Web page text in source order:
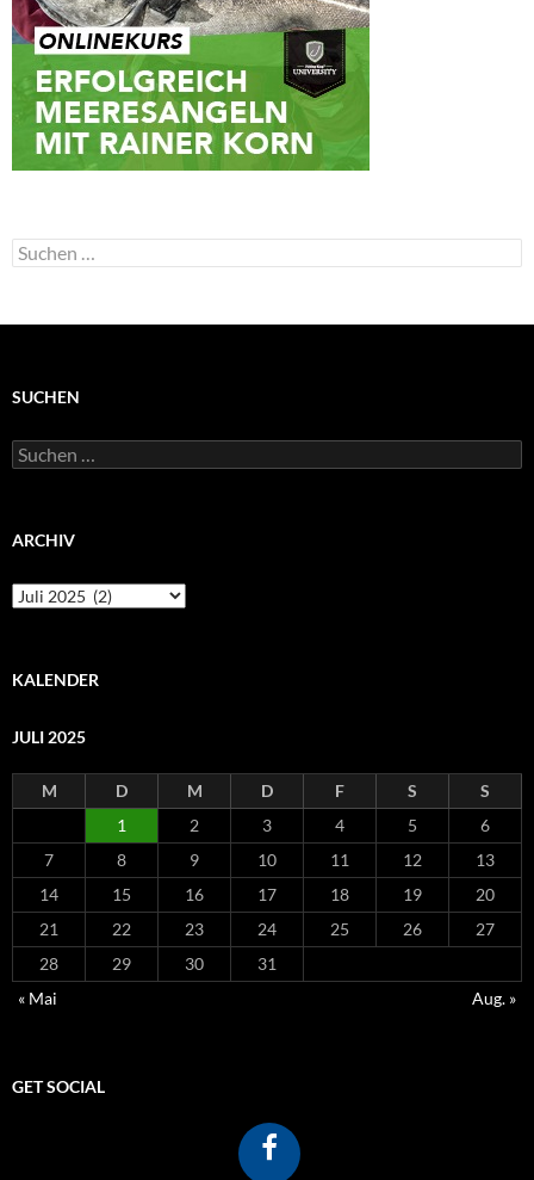
Suchen
nach:
SUCHEN
Suchen
nach:
ARCHIV
Archiv
KALENDER
JULI 2025
M D M D F S
S
1
2 3 4 5
6
7
8 9 10 11 12
13
14
15 16 17 18 19
20
21
22 23 24 25 26
27
28
29 30
31
« Mai
Aug. »
GET SOCIAL